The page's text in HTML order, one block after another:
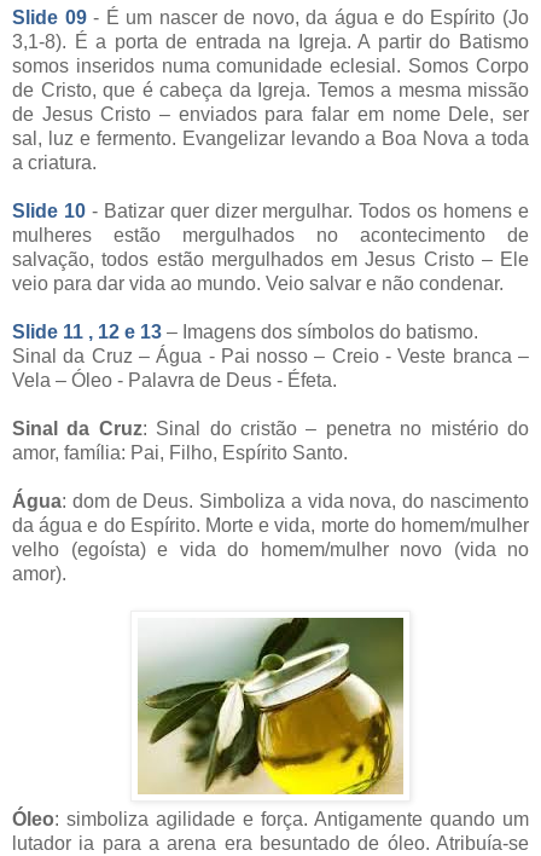
Slide 09 - É um nascer de novo, da água e do Espírito (Jo
3,1-8). É a porta de entrada na Igreja. A partir do Batismo
somos inseridos numa comunidade eclesial. Somos Corpo
de Cristo, que é cabeça da Igreja. Temos a mesma missão
de Jesus Cristo – enviados para falar em nome Dele, ser
sal, luz e fermento. Evangelizar levando a Boa Nova a toda
a criatura.
Slide 10 - Batizar quer dizer mergulhar. Todos os homens e
mulheres estão mergulhados no acontecimento de
salvação, todos estão mergulhados em Jesus Cristo – Ele
veio para dar vida ao mundo. Veio salvar e não condenar.
Slide 11 , 12 e 13 – Imagens dos símbolos do batismo.
Sinal da Cruz – Água - Pai nosso – Creio - Veste branca –
Vela – Óleo - Palavra de Deus - Éfeta.
Sinal da Cruz: Sinal do cristão – penetra no mistério do
amor, família: Pai, Filho, Espírito Santo.
Água: dom de Deus. Simboliza a vida nova, do nascimento
da água e do Espírito. Morte e vida, morte do homem/mulher
velho (egoísta) e vida do homem/mulher novo (vida no
amor).
Óleo: simboliza agilidade e força. Antigamente quando um
lutador ia para a arena era besuntado de óleo. Atribuía-se